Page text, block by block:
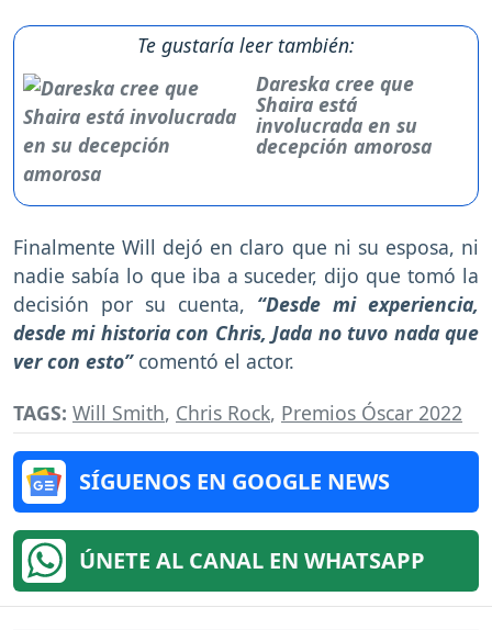
Te gustaría leer también:
Dareska cree que
Shaira está
involucrada en su
decepción amorosa
Finalmente Will dejó en claro que ni su esposa, ni
nadie sabía lo que iba a suceder, dijo que tomó la
decisión por su cuenta, “Desde mi experiencia,
desde mi historia con Chris, Jada no tuvo nada que
ver con esto”comentó el actor.
TAGS: Will Smith, Chris Rock, Premios Óscar 2022
SÍGUENOS EN GOOGLE NEWS
ÚNETE AL CANAL EN WHATSAPP